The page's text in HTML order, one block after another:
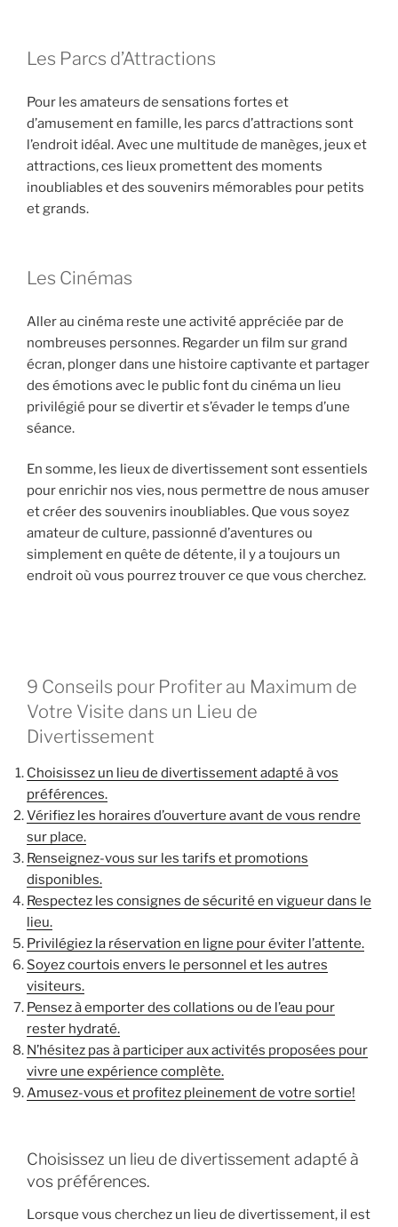
Les Parcs d’Attractions
Pour les amateurs de sensations fortes et
d’amusement en famille, les parcs d’attractions sont
l’endroit idéal. Avec une multitude de manèges, jeux et
attractions, ces lieux promettent des moments
inoubliables et des souvenirs mémorables pour petits
et grands.
Les Cinémas
Aller au cinéma reste une activité appréciée par de
nombreuses personnes. Regarder un film sur grand
écran, plonger dans une histoire captivante et partager
des émotions avec le public font du cinéma un lieu
privilégié pour se divertir et s’évader le temps d’une
séance.
En somme, les lieux de divertissement sont essentiels
pour enrichir nos vies, nous permettre de nous amuser
et créer des souvenirs inoubliables. Que vous soyez
amateur de culture, passionné d’aventures ou
simplement en quête de détente, il y a toujours un
endroit où vous pourrez trouver ce que vous cherchez.
9 Conseils pour Profiter au Maximum de
Votre Visite dans un Lieu de
Divertissement
Choisissez un lieu de divertissement adapté à vos
préférences.
Vérifiez les horaires d’ouverture avant de vous rendre
sur place.
Renseignez-vous sur les tarifs et promotions
disponibles.
Respectez les consignes de sécurité en vigueur dans le
lieu.
Privilégiez la réservation en ligne pour éviter l’attente.
Soyez courtois envers le personnel et les autres
visiteurs.
Pensez à emporter des collations ou de l’eau pour
rester hydraté.
N’hésitez pas à participer aux activités proposées pour
vivre une expérience complète.
Amusez-vous et profitez pleinement de votre sortie!
Choisissez un lieu de divertissement adapté à
vos préférences.
Lorsque vous cherchez un lieu de divertissement, il est